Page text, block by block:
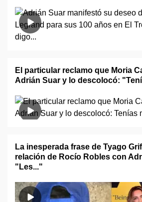
El particular reclamo que Moria
Adrián Suar y lo descolocó:
La inesperada frase de Tyago
relación de Rocío Robles con
"Les..."